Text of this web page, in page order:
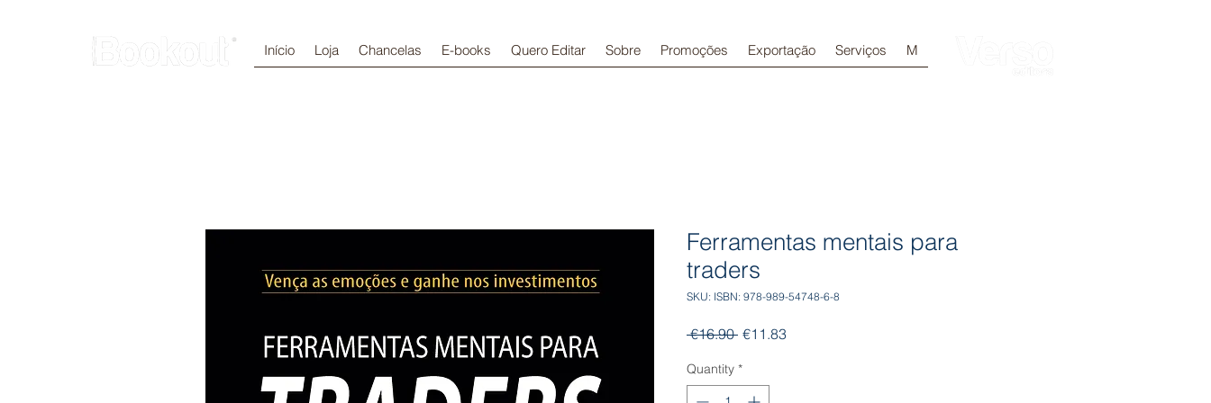
Início Loja Chancelas E-books Quero Editar Sobre Promoções Exportação Serviços M
Ferramentas mentais para
traders
SKU: ISBN: 978-989-54748-6-8
€16.90 Regular
€11.83Sale
Quantity *